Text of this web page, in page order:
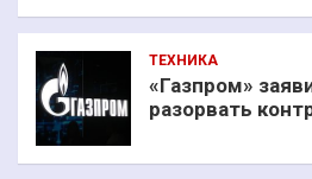
ТЕХНИКА
«Газпром»
разорвать